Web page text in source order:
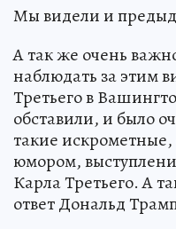
Мы видели и
А так же очень
наблюдать за этим
Третьего в
обставили, и было
такие
юмором,
Карла Третьего. А
ответ Дональд